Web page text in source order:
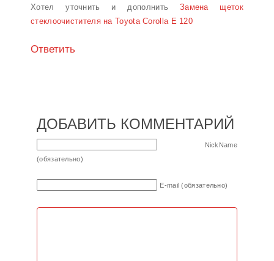
Хотел уточнить и дополнить Замена щеток
стеклоочистителя на Toyota Corolla E 120
Ответить
ДОБАВИТЬ КОММЕНТАРИЙ
NickName
(обязательно)
E-mail (обязательно)